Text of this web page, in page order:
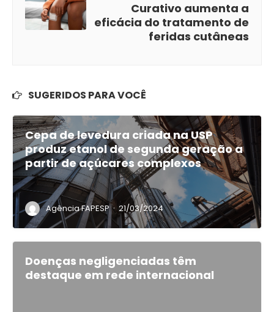
Curativo aumenta a
eficácia do tratamento de
feridas cutâneas
SUGERIDOS PARA VOCÊ
Cepa de levedura criada na USP
produz etanol de segunda geração a
partir de açúcares complexos
Agência FAPESP · 21/03/2024
Doenças negligenciadas têm
destaque em rede internacional